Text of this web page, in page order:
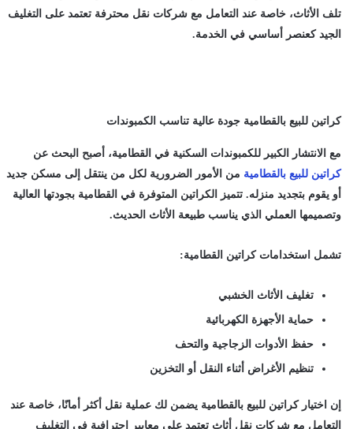
تلف الأثاث، خاصة عند التعامل مع شركات نقل محترفة تعتمد على التغليف
الجيد كعنصر أساسي في الخدمة.
كراتين للبيع بالقطامية جودة عالية تناسب الكمبوندات
مع الانتشار الكبير للكمبوندات السكنية في القطامية، أصبح البحث عن
كراتين للبيع بالقطامية من الأمور الضرورية لكل من ينتقل إلى مسكن جديد
أو يقوم بتجديد منزله. تتميز الكراتين المتوفرة في القطامية بجودتها العالية
وتصميمها العملي الذي يناسب طبيعة الأثاث الحديث.
تشمل استخدامات كراتين القطامية:
تغليف الأثاث الخشبي
حماية الأجهزة الكهربائية
حفظ الأدوات الزجاجية والتحف
تنظيم الأغراض أثناء النقل أو التخزين
إن اختياركراتين للبيع بالقطامية يضمن لك عملية نقل أكثر أمانًا، خاصة عند
التعامل مع شركات نقل أثاث تعتمد على معايير احترافية في التغليف